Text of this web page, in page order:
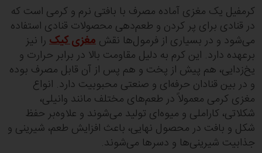
کرمفیل یک مغزی آماده مصرف با بافتی نرم و کرمی است که
در قنادی برای پر کردن و طعم‌دهی محصولات قنادی استفاده
می‌شود و در بسیاری از فرمول‌ها نقش مغزی کیک را نیز
برعهده دارد. این کرم به دلیل مقاومت بالا در برابر حرارت و
یخ‌زدایی، هم پیش از پخت و هم پس از آن قابل مصرف بوده
و در بین قنادان حرفه‌ای و صنعتی محبوبیت دارد. انواع
مغزی کرمی معمولاً در طعم‌های مختلف مانند وانیلی،
شکلاتی، کاراملی و میوه‌ای تولید می‌شوند و علاوه‌بر حفظ
شکل و بافت در محصول نهایی، باعث افزایش طعم، شیرینی و
جذابیت شیرینی‌ها و دسرها می‌شوند.